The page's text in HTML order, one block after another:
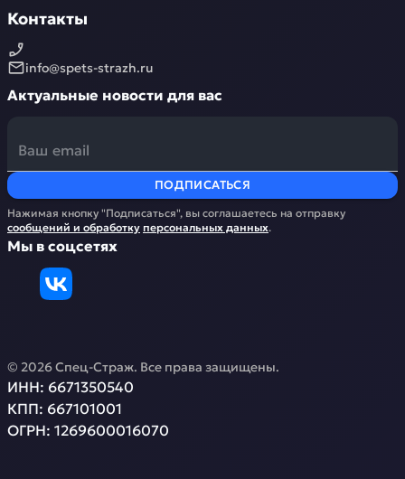
Контакты
info@spets-strazh.ru
Актуальные новости для вас
ПОДПИСАТЬСЯ
Нажимая кнопку "Подписаться", вы соглашаетесь на отправку
сообщений и обработку персональных данных.
Мы в соцсетях
© 2026Спец-Страж. Все права защищены.
ИНН: 6671350540
КПП: 667101001
ОГРН: 1269600016070